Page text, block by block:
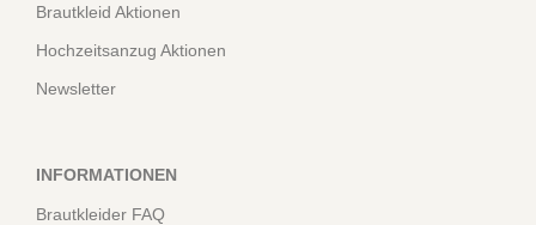
Brautkleid Aktionen
Hochzeitsanzug Aktionen
Newsletter
INFORMATIONEN
Brautkleider FAQ